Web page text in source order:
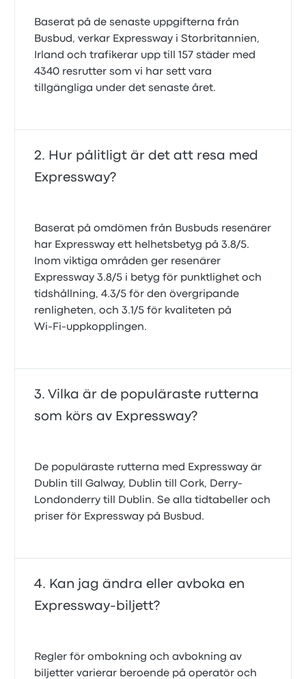
Baserat på de senaste uppgifterna från
Busbud, verkar Expressway i Storbritannien,
Irland och trafikerar upp till 157 städer med
4340 resrutter som vi har sett vara
tillgängliga under det senaste året.
Hur pålitligt är det att resa med
Expressway?
Baserat på omdömen från Busbuds resenärer
har Expressway ett helhetsbetyg på 3.8/5.
Inom viktiga områden ger resenärer
Expressway 3.8/5 i betyg för punktlighet och
tidshållning, 4.3/5 för den övergripande
renligheten, och 3.1/5 för kvaliteten på
Wi‑Fi‑uppkopplingen.
Vilka är de populäraste rutterna
som körs av Expressway?
De populäraste rutterna med Expressway är
Dublin till Galway, Dublin till Cork, Derry-
Londonderry till Dublin. Se alla tidtabeller och
priser för Expressway på Busbud.
Kan jag ändra eller avboka en
Expressway-biljett?
Regler för ombokning och avbokning av
biljetter varierar beroende på operatör och